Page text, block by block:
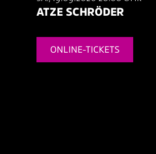
ATZE SCHRÖDER
ONLINE-TICKETS